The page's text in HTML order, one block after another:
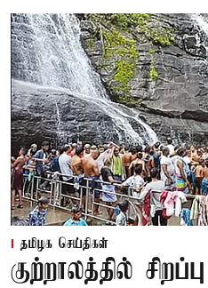
தமிழக செய்திகள்
குற்றாலத்தில்